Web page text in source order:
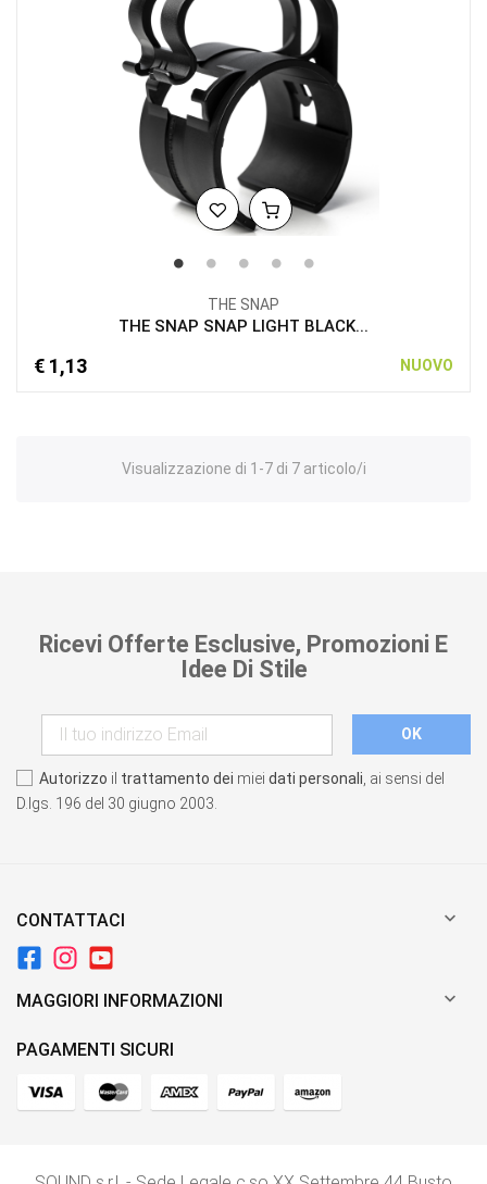
THE SNAP
THE SNAP SNAP LIGHT BLACK...
€ 1,13 NUOVO
Visualizzazione di 1-7 di 7 articolo/i
Ricevi Offerte Esclusive, Promozioni E
Idee Di Stile
Autorizzo il trattamento dei miei dati personali , ai sensi del
D.lgs. 196 del 30 giugno 2003.
CONTATTACI 
MAGGIORI INFORMAZIONI 
PAGAMENTI SICURI